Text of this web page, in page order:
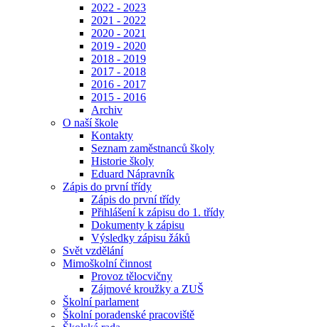
2022 - 2023
2021 - 2022
2020 - 2021
2019 - 2020
2018 - 2019
2017 - 2018
2016 - 2017
2015 - 2016
Archiv
O naší škole
Kontakty
Seznam zaměstnanců školy
Historie školy
Eduard Nápravník
Zápis do první třídy
Zápis do první třídy
Přihlášení k zápisu do 1. třídy
Dokumenty k zápisu
Výsledky zápisu žáků
Svět vzdělání
Mimoškolní činnost
Provoz tělocvičny
Zájmové kroužky a ZUŠ
Školní parlament
Školní poradenské pracoviště